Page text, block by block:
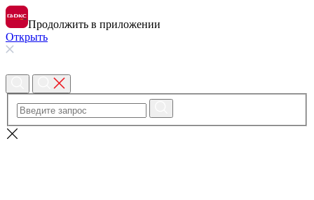
Продолжить в приложении
Открыть